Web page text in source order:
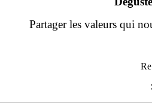
Partager les valeurs qui